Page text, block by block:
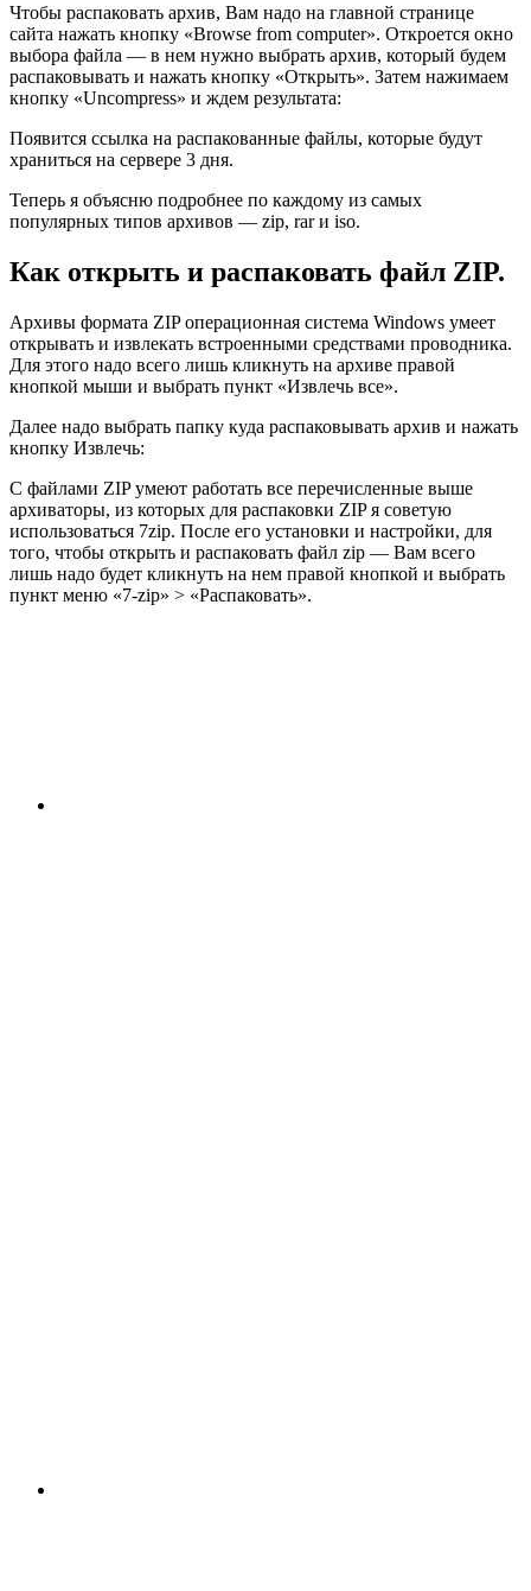
Чтобы распаковать архив, Вам надо на главной странице
сайта нажать кнопку «Browse from computer». Откроется окно
выбора файла — в нем нужно выбрать архив, который будем
распаковывать и нажать кнопку «Открыть». Затем нажимаем
кнопку «Uncompress» и ждем результата:
Появится ссылка на распакованные файлы, которые будут
храниться на сервере 3 дня.
Теперь я объясню подробнее по каждому из самых
популярных типов архивов — zip, rar и iso.
Как открыть и распаковать файл ZIP.
Архивы формата ZIP операционная система Windows умеет
открывать и извлекать встроенными средствами проводника.
Для этого надо всего лишь кликнуть на архиве правой
кнопкой мыши и выбрать пункт «Извлечь все».
Далее надо выбрать папку куда распаковывать архив и нажать
кнопку Извлечь:
С файлами ZIP умеют работать все перечисленные выше
архиваторы, из которых для распаковки ZIP я советую
использоваться 7zip. После его установки и настройки, для
того, чтобы открыть и распаковать файл zip — Вам всего
лишь надо будет кликнуть на нем правой кнопкой и выбрать
пункт меню «7-zip» > «Распаковать».